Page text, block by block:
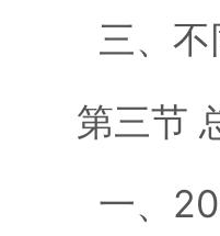
三、不
第三节
一、